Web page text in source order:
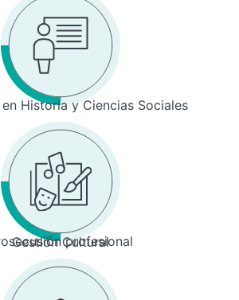
Historia y Ciencias Sociales
profesional
Gestión Cultural